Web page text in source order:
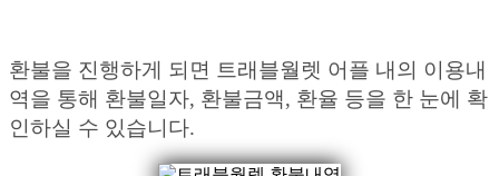
환불을 진행하게 되면 트래블월렛 어플 내의 이용내
역을 통해 환불일자, 환불금액, 환율 등을 한 눈에 확
인하실 수 있습니다.